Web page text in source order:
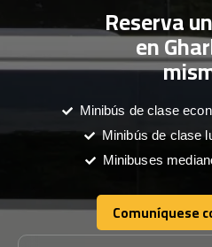
Reserva un
en
Minibús de clase
Minibús de clase
Minibuses
Comuníquese
Comuníquese